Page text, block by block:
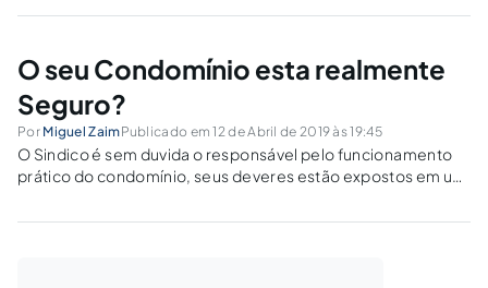
O seu Condomínio esta realmente
Seguro?
Por Miguel ZaimPublicado em 12 de Abril de 2019 às 19:45
O Sindico é sem duvida o responsável pelo funcionamento
prático do condomínio, seus deveres estão expostos em um
responsabilidades, entre elas o dever de contratação do